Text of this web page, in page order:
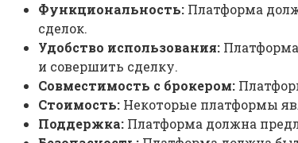
Функциональность: Платформа
сделок.
Удобство использования:
и совершить сделку.
Совместимость с брокером:
Стоимость: Некоторые платформы
Поддержка: Платформа должна